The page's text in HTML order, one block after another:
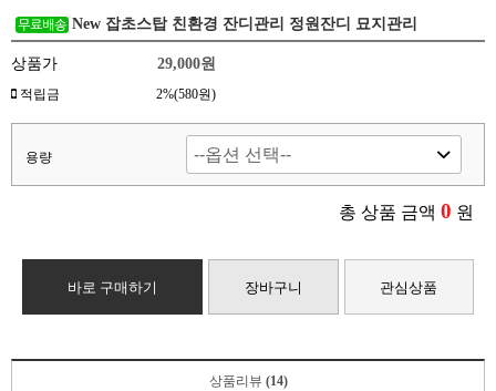
New 잡초스탑 친환경 잔디관리 정원잔디 묘지관리
상품가 29,000원
적립금 2%(580원)
용량
총 상품 금액 0 원
바로 구매하기 장바구니 관심상품
상품리뷰 (14)